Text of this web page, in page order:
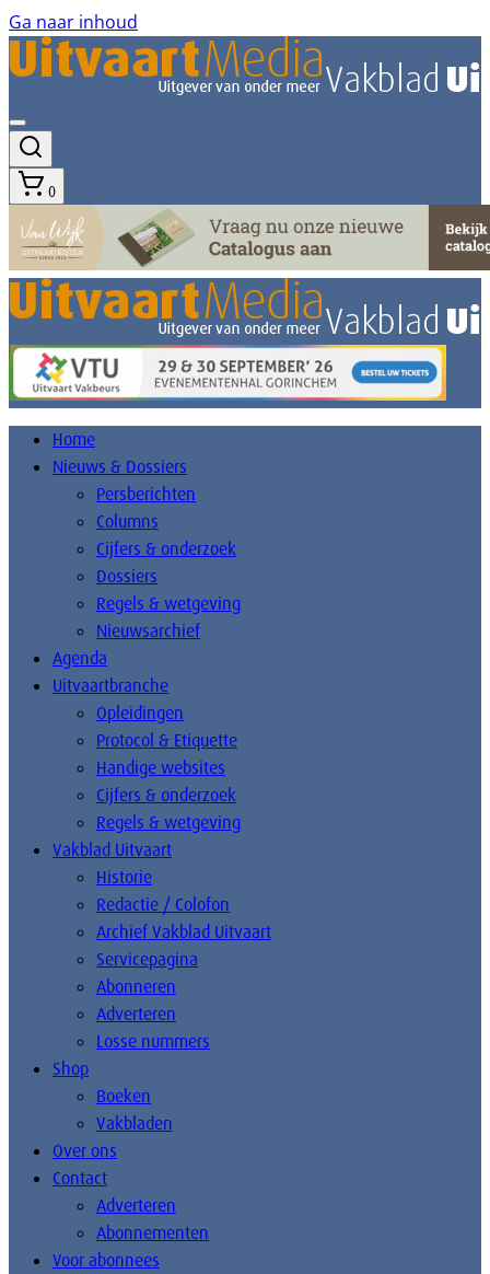
Ga naar inhoud
0
Home
Nieuws & Dossiers
Persberichten
Columns
Cijfers & onderzoek
Dossiers
Regels & wetgeving
Nieuwsarchief
Agenda
Uitvaartbranche
Opleidingen
Protocol & Etiquette
Handige websites
Cijfers & onderzoek
Regels & wetgeving
Vakblad Uitvaart
Historie
Redactie / Colofon
Archief Vakblad Uitvaart
Servicepagina
Abonneren
Adverteren
Losse nummers
Shop
Boeken
Vakbladen
Over ons
Contact
Adverteren
Abonnementen
Voor abonnees